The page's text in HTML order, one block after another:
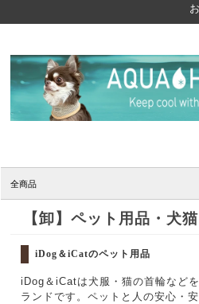
全商品
【卸】ペット用品・犬
iDog＆iCatのペット用品
iDog＆iCatは犬服・猫の首輪など
ランドです。ペットと人の安心・